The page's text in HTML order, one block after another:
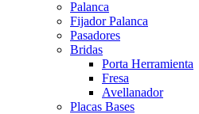
Palanca
Fijador Palanca
Pasadores
Bridas
Porta Herramienta
Fresa
Avellanador
Placas Bases